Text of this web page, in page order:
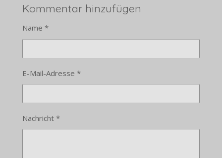
l
e
l
e
l
e
l
Kommentar hinzufügen
Name *
E-Mail-Adresse *
Nachricht *